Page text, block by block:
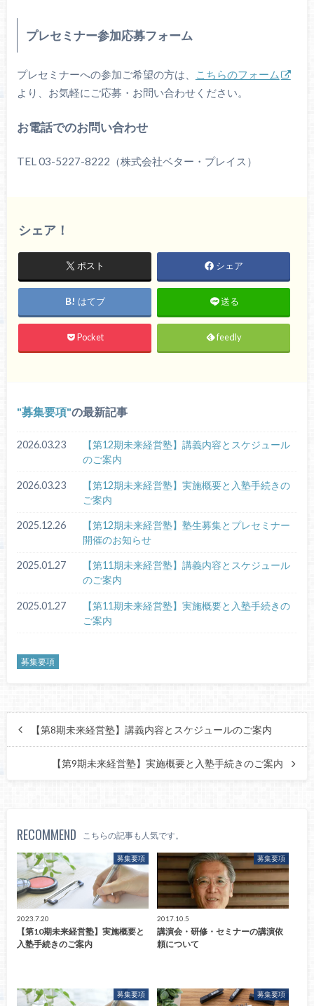
プレセミナー参加応募フォーム
プレセミナーへの参加ご希望の方は、
こちらのフォーム
より、お気軽にご応募・お問い合わせください。
お電話でのお問い合わせ
TEL 03-5227-8222（株式会社ベター・プレイス）
シェア！
ポスト シェア
はてブ 送る
Pocket feedly
募集要項 の最新記事
2026.03.23
【第12期未来経営塾】講義内容とスケジュール
のご案内
2026.03.23
【第12期未来経営塾】実施概要と入塾手続きの
ご案内
2025.12.26
【第12期未来経営塾】塾生募集とプレセミナー
開催のお知らせ
2025.01.27
【第11期未来経営塾】講義内容とスケジュール
のご案内
2025.01.27
【第11期未来経営塾】実施概要と入塾手続きの
ご案内
募集要項
【第8期未来経営塾】講義内容とスケジュールのご案内
【第9期未来経営塾】実施概要と入塾手続きのご案内
RECOMMEND こちらの記事も人気です。
募集要項
2023.7.20
【第10期未来経営塾】実施概要と
入塾手続きのご案内
募集要項
2017.10.5
講演会・研修・セミナーの講演依
頼について
募集要項 募集要項